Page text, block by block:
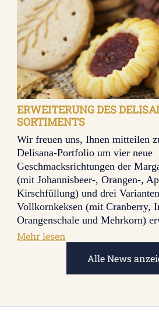
ERWEITERUNG DES
SORTIMENTS
Wir freuen uns, Ihnen mitteilen
Delisana-Portfolio um vier neue
Geschmacksrichtungen der
(mit Johannisbeer-, Orangen-,
Kirschfüllung) und drei
Vollkornkeksen (mit Cranberry,
Orangenschale und Mehrkorn)
Mehr lesen
Delisana-
Alle News